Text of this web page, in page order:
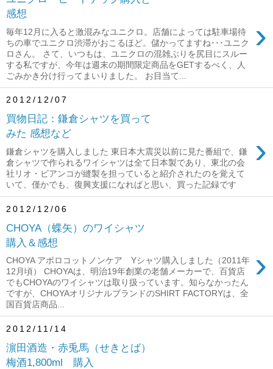
感想
›
毎年12月に入ると激混みなユニクロ。店舗によっては駐車場待
ちの車でユニクロ渋滞がおこるほど。儲かってますね･･･ユニク
ロさん。 さて、いつもは、ユニクロの混雑ぶりを尻目にスルー
する私ですが、今年は週末の期間限定商品をGETするべく、人
ごみかき分け行ってまいりました。 お目当て...
2012/12/07
買物日記：鎌倉シャツを買って
みた 感想など
›
鎌倉シャツを購入しました 東日本大震災以前に見た番組で、鎌
倉シャツで作られるワイシャツは全て日本製であり、東北の会
社リオ・ビアンコが縫製を担っていると紹介されたのを覚えて
いて、僅かでも、復興支援になればと思い、買った記録です
2012/12/06
CHOYA（蝶矢）のワイシャツ
購入＆感想
›
CHOYA アポロコットノンケア Yシャツ購入しました（2011年
12月頃） CHOYAは、明治19年創業の老舗メーカーで、百貨店
でもCHOYAのワイシャツは取り扱っています。知らなかったん
ですが、CHOYAオリジナルブランドのSHIRT FACTORYは、全
国百貨店商品...
2012/11/14
濵田酒造・赤兎馬（せきとば）
梅酒1,800ml 購入